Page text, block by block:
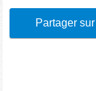
Partager